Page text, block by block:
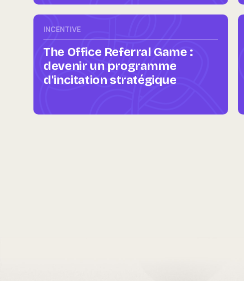
INCENTIVE
The Office Referral Game :
devenir un programme
d'incitation stratégique